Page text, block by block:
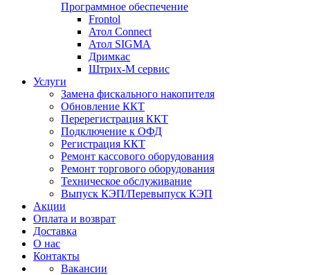
Программное обеспечение
Frontol
Атол Connect
Атол SIGMA
Дримкас
Штрих-М сервис
Услуги
Замена фискального накопителя
Обновление ККТ
Перерегистрация ККТ
Подключение к ОФД
Регистрация ККТ
Ремонт кассового оборудования
Ремонт торгового оборудования
Техническое обслуживание
Выпуск КЭП/Перевыпуск КЭП
Акции
Оплата и возврат
Доставка
О нас
Контакты
Вакансии